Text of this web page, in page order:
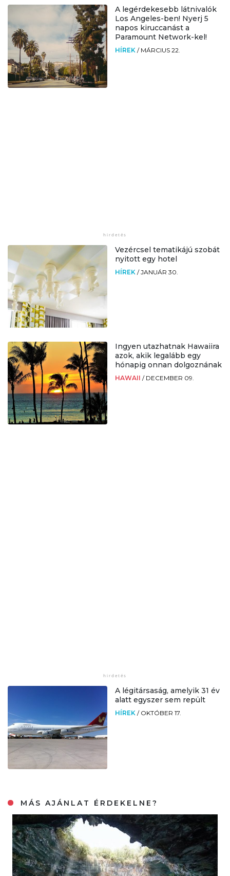
A legérdekesebb látnivalók
Los Angeles-ben! Nyerj 5
napos kiruccanást a
Paramount Network-kel!
HÍREK / MÁRCIUS 22.
Vezércsel tematikájú szobát
nyitott egy hotel
HÍREK /JANUÁR 30.
Ingyen utazhatnak Hawaiira
azok, akik legalább egy
hónapig onnan dolgoznának
HAWAII / DECEMBER 09.
A légitársaság, amelyik 31 év
alatt egyszer sem repült
HÍREK / OKTÓBER 17.
MÁS AJÁNLAT ÉRDEKELNE?